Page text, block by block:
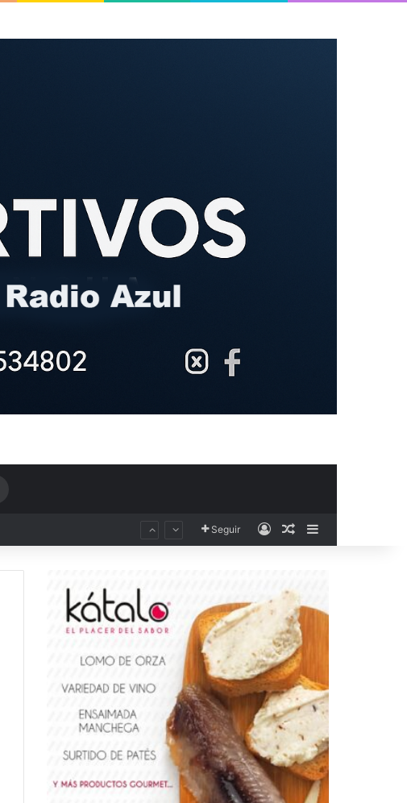
Seguir AccesoPublicación al